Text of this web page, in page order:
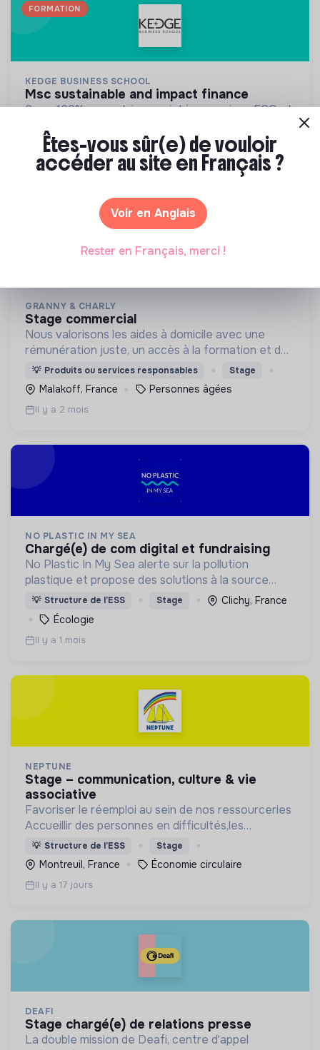
FORMATION
KEDGE BUSINESS SCHOOL
msc sustainable and impact finance
2 ans 100% en anglais pour intégrer enjeux ESG et
financières et la stratégie des organisations
Autres France
Découvrir
GRANNY & CHARLY
stage commercial
Nous valorisons les aides à domicile avec une
rémunération juste, un accès à la formation et des
offres adaptées à leur emploi du temps.
💡 Produits ou services responsables Stage
Malakoff, France Personnes âgées
Il y a 2 mois
NO PLASTIC IN MY SEA
chargé(e) de com digital et fundraising
No Plastic In My Sea alerte sur la pollution
plastique et propose des solutions à la source
(réduction, réemploi…) en ciblant les plastiques les
polluants.
💡 Structure de l’ESS Stage
Clichy, France
Écologie
Il y a 1 mois
NEPTUNE
stage – communication, culture & vie
associative
Favoriser le réemploi au sein de nos ressourceries
Accueillir des personnes en difficultés,les
accompagner socialement et professionnellement
💡 Structure de l’ESS Stage
Montreuil, France Économie circulaire
Il y a 17 jours
DEAFI
stage chargé(e) de relations presse
La double mission de Deafi, centre d'appel
Êtes-vous sûr(e) de vouloir
accéder au site en Français ?
Voir en Anglais
Rester en Français, merci !